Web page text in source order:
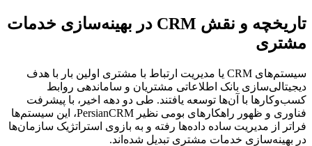
تاریخچه و نقش CRM در بهینه‌سازی خدمات
مشتری
سیستم‌های CRM یا مدیریت ارتباط با مشتری اولین بار با هدف
دیجیتالی‌سازی بانک اطلاعاتی مشتریان و ساماندهی روابط
کسب‌وکارها با آن‌ها توسعه یافتند. طی دو دهه اخیر، با پیشرفت
فناوری و ظهور راهکارهای بومی نظیر PersianCRM، این سیستم‌ها
فراتر از مدیریت ساده داده‌ها رفته و به بازوی استراتژیک سازمان‌ها
در بهینه‌سازی خدمات مشتری تبدیل شده‌اند.